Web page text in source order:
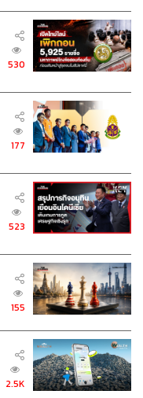
530
177
523
155
2.5K